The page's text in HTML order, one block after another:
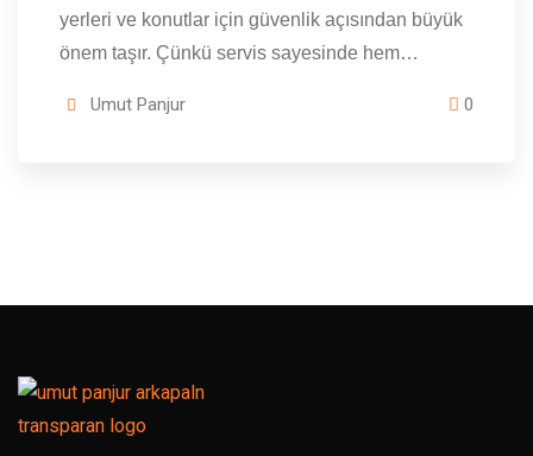
yerleri ve konutlar için güvenlik açısından büyük
önem taşır. Çünkü servis sayesinde hem…
Umut Panjur 0